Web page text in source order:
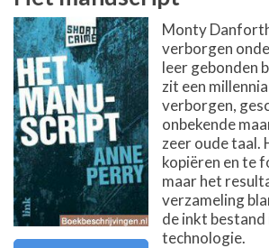
Monty
verborgen
leer gebonden
zit een
verborgen,
onbekende
zeer oude taal.
kopiëren en te
maar het
verzameling
de inkt
technologie.